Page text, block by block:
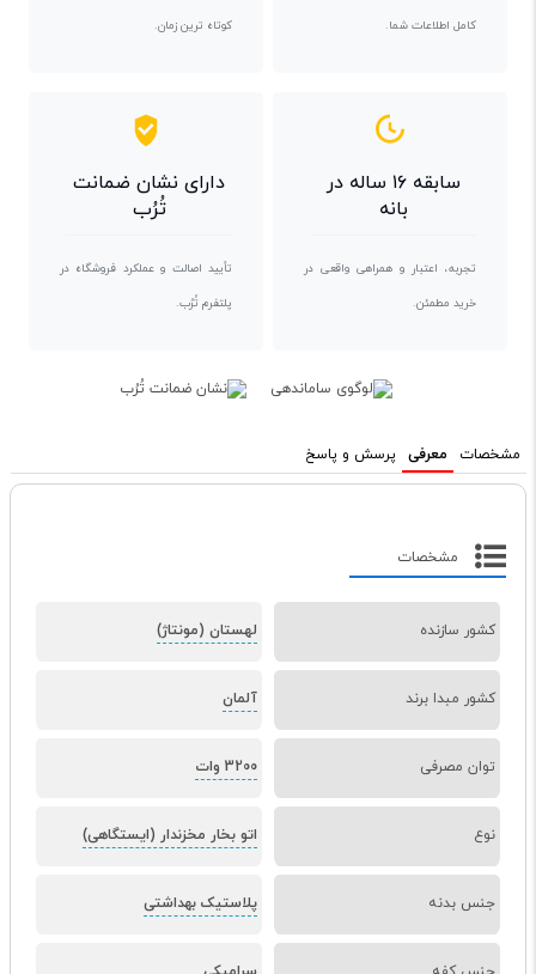
کامل اطلاعات شما. کوتاه ترین زمان.
سابقه ۱۶ ساله در
بانه
تجربه، اعتبار و همراهی واقعی در
خرید مطمئن.
دارای نشان ضمانت
تُرُب
تأیید اصالت و عملکرد فروشگاه در
پلتفرم تُرُب.
مشخصات معرفی پرسش و پاسخ
مشخصات
کشور سازنده لهستان (مونتاژ)
کشور مبدا برند آلمان
توان مصرفی 3200 وات
نوع اتو بخار مخزندار (ایستگاهی)
جنس بدنه پلاستیک بهداشتی